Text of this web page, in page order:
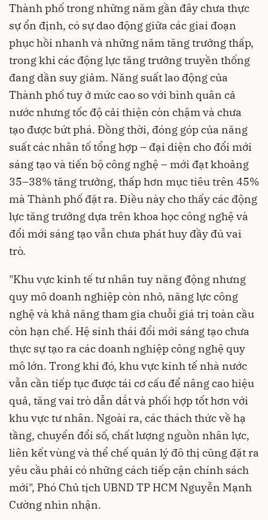
Thành phố trong những năm gần đây chưa thực
sự ổn định, có sự dao động giữa các giai đoạn
phục hồi nhanh và những năm tăng trưởng thấp,
trong khi các động lực tăng trưởng truyền thống
đang dần suy giảm. Năng suất lao động của
Thành phố tuy ở mức cao so với bình quân cả
nước nhưng tốc độ cải thiện còn chậm và chưa
tạo được bứt phá. Đồng thời, đóng góp của năng
suất các nhân tố tổng hợp – đại diện cho đổi mới
sáng tạo và tiến bộ công nghệ – mới đạt khoảng
35–38% tăng trưởng, thấp hơn mục tiêu trên 45%
mà Thành phố đặt ra. Điều này cho thấy các động
lực tăng trưởng dựa trên khoa học công nghệ và
đổi mới sáng tạo vẫn chưa phát huy đầy đủ vai
trò.
"Khu vực kinh tế tư nhân tuy năng động nhưng
quy mô doanh nghiệp còn nhỏ, năng lực công
nghệ và khả năng tham gia chuỗi giá trị toàn cầu
còn hạn chế. Hệ sinh thái đổi mới sáng tạo chưa
thực sự tạo ra các doanh nghiệp công nghệ quy
mô lớn. Trong khi đó, khu vực kinh tế nhà nước
vẫn cần tiếp tục được tái cơ cấu để nâng cao hiệu
quả, tăng vai trò dẫn dắt và phối hợp tốt hơn với
khu vực tư nhân. Ngoài ra, các thách thức về hạ
tầng, chuyển đổi số, chất lượng nguồn nhân lực,
liên kết vùng và thể chế quản lý đô thị cũng đặt ra
yêu cầu phải có những cách tiếp cận chính sách
mới", Phó Chủ tịch UBND TP HCM Nguyễn Mạnh
Cường nhìn nhận.